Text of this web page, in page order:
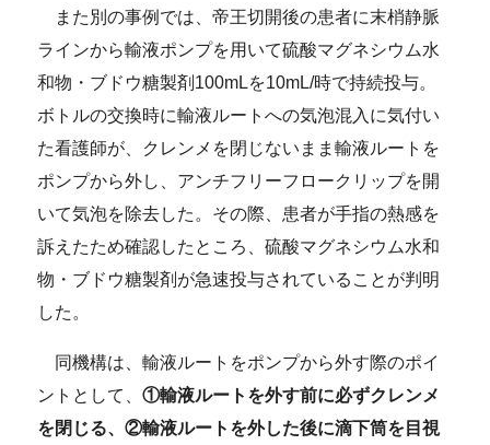
また別の事例では、帝王切開後の患者に末梢静脈
ラインから輸液ポンプを用いて硫酸マグネシウム水
和物・ブドウ糖製剤100mLを10mL/時で持続投与。
ボトルの交換時に輸液ルートへの気泡混入に気付い
た看護師が、クレンメを閉じないまま輸液ルートを
ポンプから外し、アンチフリーフロークリップを開
いて気泡を除去した。その際、患者が手指の熱感を
訴えたため確認したところ、硫酸マグネシウム水和
物・ブドウ糖製剤が急速投与されていることが判明
した。
同機構は、輸液ルートをポンプから外す際のポイ
ントとして、①輸液ルートを外す前に必ずクレンメ
を閉じる、②輸液ルートを外した後に滴下筒を目視